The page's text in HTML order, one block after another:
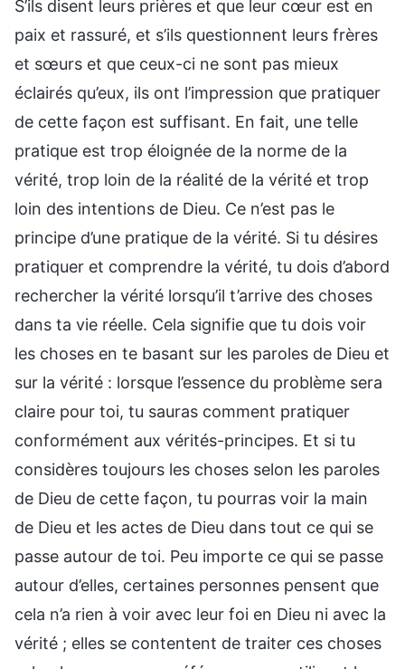
S’ils disent leurs prières et que leur cœur est en
paix et rassuré, et s’ils questionnent leurs frères
et sœurs et que ceux-ci ne sont pas mieux
éclairés qu’eux, ils ont l’impression que pratiquer
de cette façon est suffisant. En fait, une telle
pratique est trop éloignée de la norme de la
vérité, trop loin de la réalité de la vérité et trop
loin des intentions de Dieu. Ce n’est pas le
principe d’une pratique de la vérité. Si tu désires
pratiquer et comprendre la vérité, tu dois d’abord
rechercher la vérité lorsqu’il t’arrive des choses
dans ta vie réelle. Cela signifie que tu dois voir
les choses en te basant sur les paroles de Dieu et
sur la vérité : lorsque l’essence du problème sera
claire pour toi, tu sauras comment pratiquer
conformément aux vérités-principes. Et si tu
considères toujours les choses selon les paroles
de Dieu de cette façon, tu pourras voir la main
de Dieu et les actes de Dieu dans tout ce qui se
passe autour de toi. Peu importe ce qui se passe
autour d’elles, certaines personnes pensent que
cela n’a rien à voir avec leur foi en Dieu ni avec la
vérité ; elles se contentent de traiter ces choses